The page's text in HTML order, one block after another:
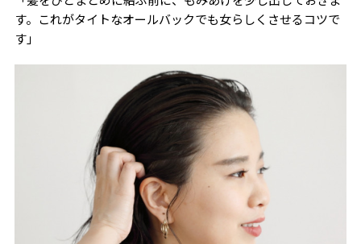
す。これがタイトなオールバックでも女らしくさせるコツで
す」